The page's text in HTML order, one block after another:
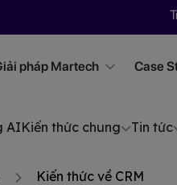
pháp Martech Case
AIKiến thức chung Tin tức
Kiến thức về CRM